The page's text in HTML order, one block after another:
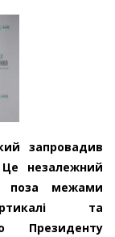
запровадив
Це незалежний
поза межами
та
Президенту